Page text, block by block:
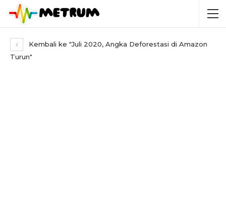
Kembali ke "Juli 2020, Angka Deforestasi di Amazon
Turun"